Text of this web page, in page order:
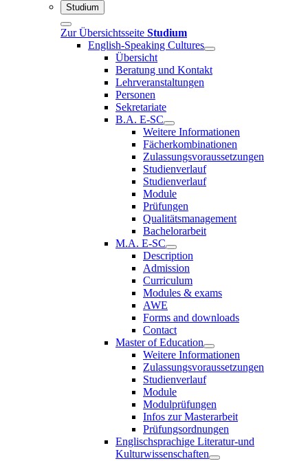
Studium
Zur Übersichtsseite Studium
English-Speaking Cultures
Übersicht
Beratung und Kontakt
Lehrveranstaltungen
Personen
Sekretariate
B.A. E-SC
Weitere Informationen
Fächerkombinationen
Zulassungsvoraussetzungen
Studienverlauf
Studienverlauf
Module
Prüfungen
Qualitätsmanagement
Bachelorarbeit
M.A. E-SC
Description
Admission
Curriculum
Modules & exams
AWE
Forms and downloads
Contact
Master of Education
Weitere Informationen
Zulassungsvoraussetzungen
Studienverlauf
Module
Modulprüfungen
Infos zur Masterarbeit
Prüfungsordnungen
Englischsprachige Literatur-und
Kulturwissenschaften